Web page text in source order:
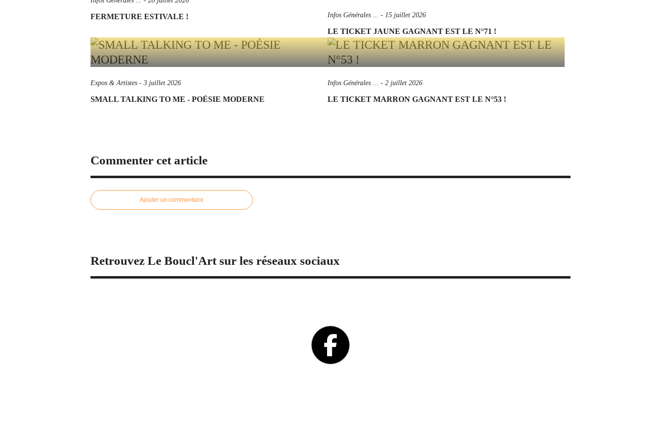
FERMETURE ESTIVALE ! Infos Générales ... - 15 juillet 2026
LE TICKET JAUNE GAGNANT EST LE N°71 !
Expos & Artistes - 3 juillet 2026
SMALL TALKING TO ME - POÉSIE MODERNE
Infos Générales ... - 2 juillet 2026
LE TICKET MARRON GAGNANT EST LE N°53 !
Commenter cet article
Ajouter un commentaire
Retrouvez Le Boucl'Art sur les réseaux sociaux